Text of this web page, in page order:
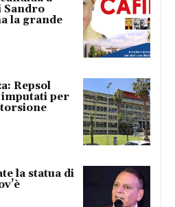
Sandro
la grande
Repsol
per
la statua di